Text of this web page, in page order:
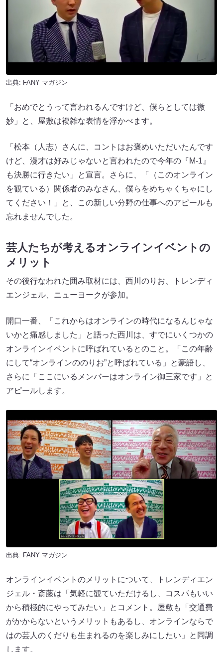
出典: FANY マガジン
「おめでとうって言われるんですけど、僕らとしては微
妙」と、屋敷は複雑な表情を浮かべます。
「松本（人志）さんに、コントはお褒めいただいたんです
けど、漫才は好みじゃないと言われたので今年の『M-1』
も決勝に行きたい」と宣言。さらに、「（このオンライン
を観ている）関係者のみなさん、僕らをめちゃくちゃにし
てください！」と、この新しい分野の仕事へのアピールも
忘れませんでした。
芸人たちが考えるオンラインイベントの
メリット
その後行なわれた囲み取材には、西川のりお、トレンディ
エンジェル、ニューヨークが参加。
開口一番、「これからはオンラインの時代になるんじゃな
いかと痛感しました」と語った西川は、すでにいくつかの
オンラインイベントに呼ばれているとのこと。「この年齢
にして“オンラインののりお”と呼ばれている」と豪語し、
さらに「ここにいるメンバーはオンライン御三家です」と
アピールします。
出典: FANY マガジン
オンラインイベントのメリットについて、トレンディエン
ジェル・斎藤は「気軽に観ていただけるし、コスパもいい
から積極的にやってみたい」とコメント。屋敷も「交通費
がかからないというメリットもあるし、オンラインならで
はの芸人のくだりも生まれるのを楽しみにしたい」と同調
します。